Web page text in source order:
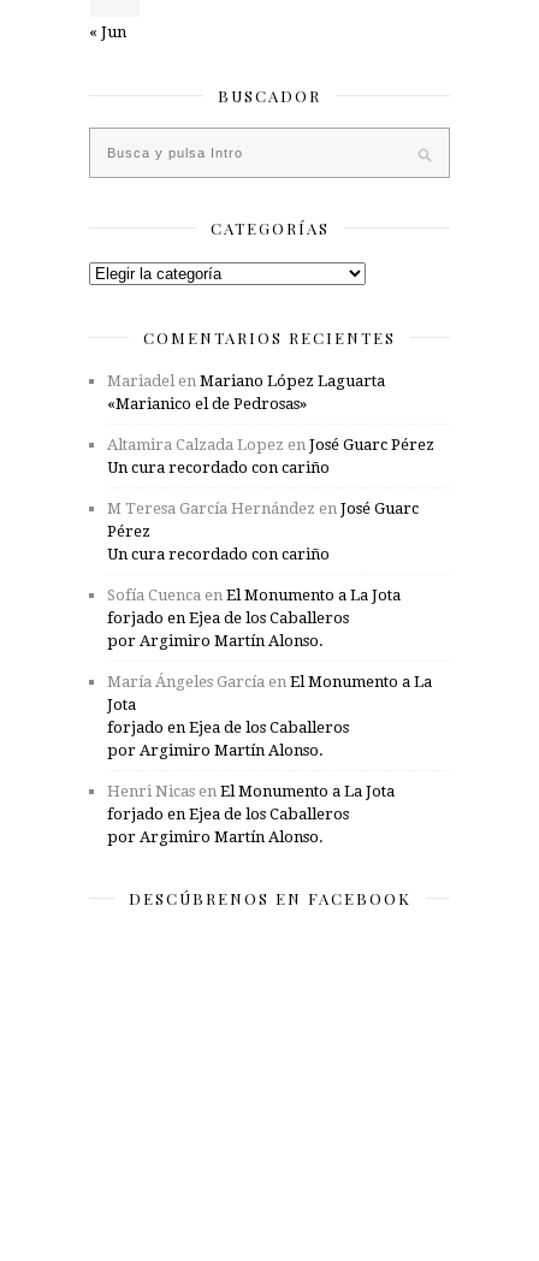
« Jun
BUSCADOR
CATEGORÍAS
Categorías
COMENTARIOS RECIENTES
Mariadel en Mariano López Laguarta
«Marianico el de Pedrosas»
Altamira Calzada Lopez en José Guarc Pérez
Un cura recordado con cariño
M Teresa García Hernández en José Guarc
Pérez
Un cura recordado con cariño
Sofía Cuenca en El Monumento a La Jota
forjado en Ejea de los Caballeros
por Argimiro Martín Alonso.
María Ángeles García en El Monumento a La
Jota
forjado en Ejea de los Caballeros
por Argimiro Martín Alonso.
Henri Nicas en El Monumento a La Jota
forjado en Ejea de los Caballeros
por Argimiro Martín Alonso.
DESCÚBRENOS EN FACEBOOK